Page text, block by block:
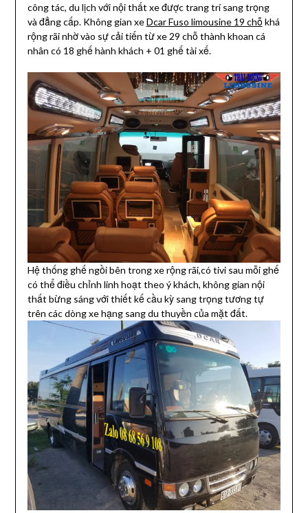
công tác, du lịch với nội thất xe được trang trí sang trọng
và đẳng cấp. Không gian xeDcar Fuso limousine 19 chỗ khá
rộng rãi nhờ vào sự cải tiến từ xe 29 chỗ thành khoan cá
nhân có 18 ghế hành khách + 01 ghế tài xế.
Hệ thống ghế ngồi bên trong xe rộng rãi,có tivi sau mỗi ghế
có thể điều chỉnh linh hoạt theo ý khách, không gian nội
thất bừng sáng với thiết kế cầu kỳ sang trọng tương tự
trên các dòng xe hạng sang du thuyền của mặt đất.